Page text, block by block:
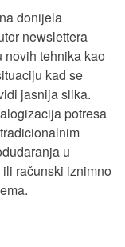
donijela
newslettera
novih tehnika kao
kad se
jasnija slika.
potresa
u
računski iznimno